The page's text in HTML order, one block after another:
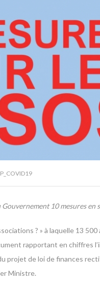
10 mesures
? » à laquelle 13
rapportant en chiffres
projet de loi de finances
Ministre.